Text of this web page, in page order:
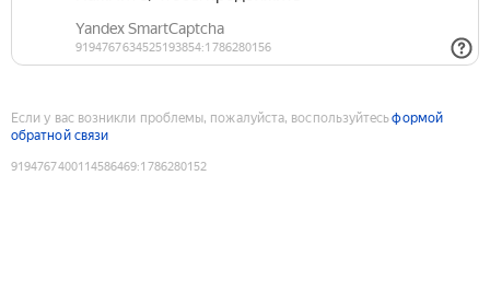
Если у вас возникли проблемы, пожалуйста, воспользуйтесьформой
обратной связи
9194767400114586469:1786280152